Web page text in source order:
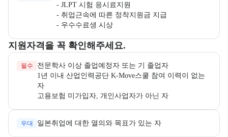
- JLPT 시험 응시료지원
- 취업근속에 따른 정착지원금 지급
- 우수수료생 시상
지원자격을 꼭 확인해주세요.
교육과정 지원 자격과 우대 사항을 각각 묶어서 안내한다.
필수
1년 이내 산업인력공단 K-Move스쿨 참여 이력이 없는
고용보험 미가입자, 개인사업자가 아닌 자
우대 일본취업에 대한 열의와 목표가 있는 자